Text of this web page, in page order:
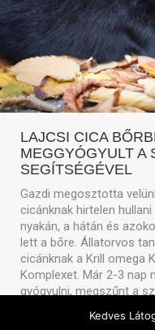
LAJCSI CICA
MEGGYÓGYULT A
SEGÍTSÉGÉVEL
Gazdi megosztotta
cicánknak hirtelen
nyakán, a hátán és
lett a bőre. Állatorvos
cicánknak a Krill omega
Komplexet. Már 2-3 nap
gyógyulni, megszűnt a
Kedves